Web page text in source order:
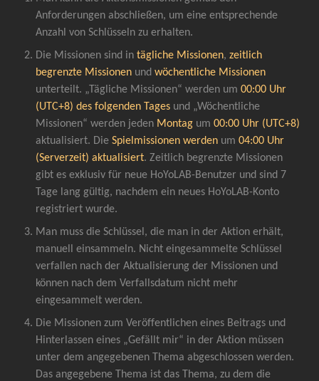
Anforderungen abschließen, um eine entsprechende
Anzahl von Schlüsseln zu erhalten.
Die Missionen sind in tägliche Missionen, zeitlich
begrenzte Missionen und wöchentliche Missionen
unterteilt. „Tägliche Missionen“ werden um 00:00 Uhr
(UTC+8) des folgenden Tages und „Wöchentliche
Missionen“ werden jeden Montag um 00:00 Uhr (UTC+8)
aktualisiert. Die Spielmissionen werden um 04:00 Uhr
(Serverzeit) aktualisiert. Zeitlich begrenzte Missionen
gibt es exklusiv für neue HoYoLAB-Benutzer und sind 7
Tage lang gültig, nachdem ein neues HoYoLAB-Konto
registriert wurde.
Man muss die Schlüssel, die man in der Aktion erhält,
manuell einsammeln. Nicht eingesammelte Schlüssel
verfallen nach der Aktualisierung der Missionen und
können nach dem Verfallsdatum nicht mehr
eingesammelt werden.
Die Missionen zum Veröffentlichen eines Beitrags und
Hinterlassen eines „Gefällt mir“ in der Aktion müssen
unter dem angegebenen Thema abgeschlossen werden.
Das angegebene Thema ist das Thema, zu dem die